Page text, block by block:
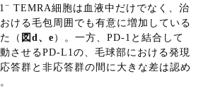
− TEMRA細胞は血液中だけでなく、治
ける毛包周囲でも有意に増加している
（ 図 d 、 e ）。一方、PD-1と結合して
させるPD-L1の、毛球部における発現
答群と非応答群の間に大きな差は認め